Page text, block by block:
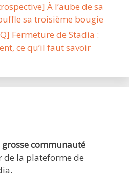
À l’aube de sa
sa troisième bougie
Fermeture de Stadia :
ce qu’il faut savoir
communauté
de la plateforme de